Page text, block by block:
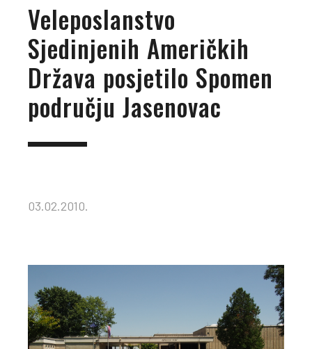
Veleposlanstvo
Sjedinjenih Američkih
Država posjetilo Spomen
području Jasenovac
03.02.2010.